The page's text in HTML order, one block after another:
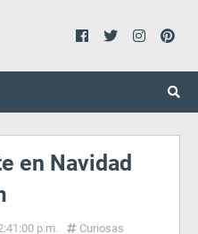
en Navidad
p.m.
Curiosas